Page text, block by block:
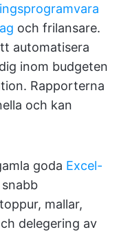
och frilansare.
automatisera
inom budgeten
Rapporterna
och kan
goda Excel-
mallar,
delegering av